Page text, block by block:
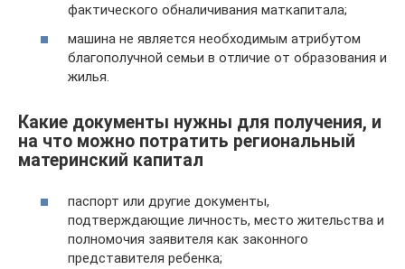
фактического обналичивания маткапитала;
машина не является необходимым атрибутом
благополучной семьи в отличие от образования и
жилья.
Какие документы нужны для получения, и
на что можно потратить региональный
материнский капитал
паспорт или другие документы,
подтверждающие личность, место жительства и
полномочия заявителя как законного
представителя ребенка;